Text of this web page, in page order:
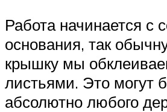
Работа начинается с
основания, так
крышку мы
листьями. Это могут
абсолютно любого